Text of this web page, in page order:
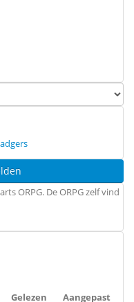
ORPG. De ORPG zelf vind
Gelezen Aangepast